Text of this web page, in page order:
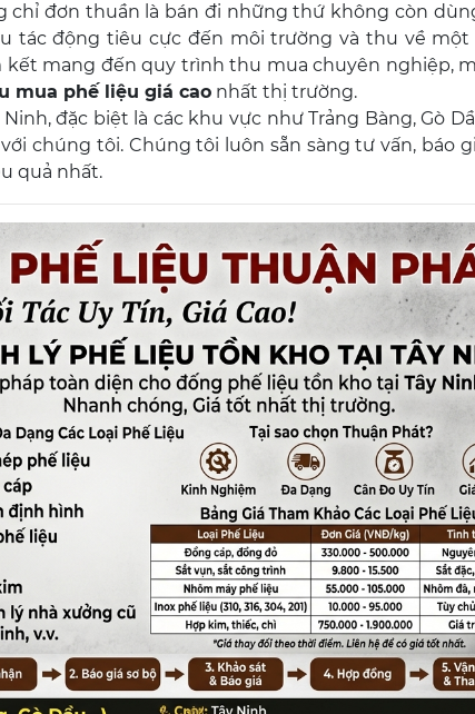
chỉ đơn thuần là bán đi những thứ không còn
tác động tiêu cực đến môi trường và thu về một
kết mang đến quy trình thu mua chuyên nghiệp,
mua phế liệu giá cao nhất thị trường.
đặc biệt là các khu vực như Trảng Bàng, Gò
chúng tôi. Chúng tôi luôn sẵn sàng tư vấn, báo
quả nhất.